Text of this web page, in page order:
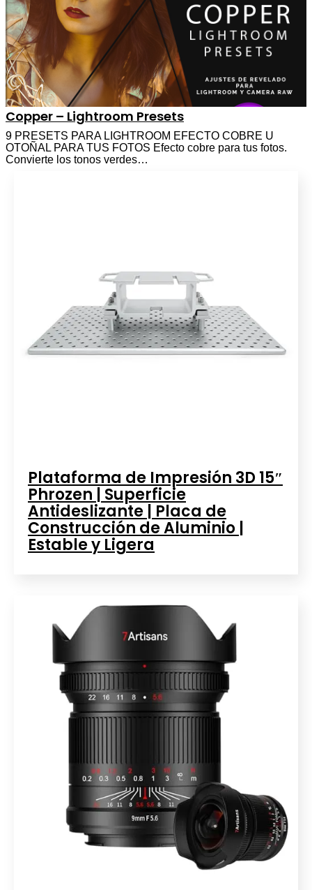
Copper – Lightroom Presets
9 PRESETS PARA LIGHTROOM EFECTO COBRE U
OTOÑAL PARA TUS FOTOS Efecto cobre para tus fotos.
Convierte los tonos verdes…
Plataforma de Impresión 3D 15″
Phrozen | Superficie
Antideslizante | Placa de
Construcción de Aluminio |
Estable y Ligera